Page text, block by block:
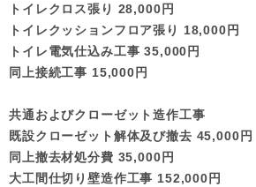
トイレクロス張り 28,000円
トイレクッションフロア張り 18,000円
トイレ電気仕込み工事 35,000円
同上接続工事 15,000円
共通およびクローゼット造作工事
既設クローゼット解体及び撤去 45,000円
同上撤去材処分費 35,000円
大工間仕切り壁造作工事 152,000円